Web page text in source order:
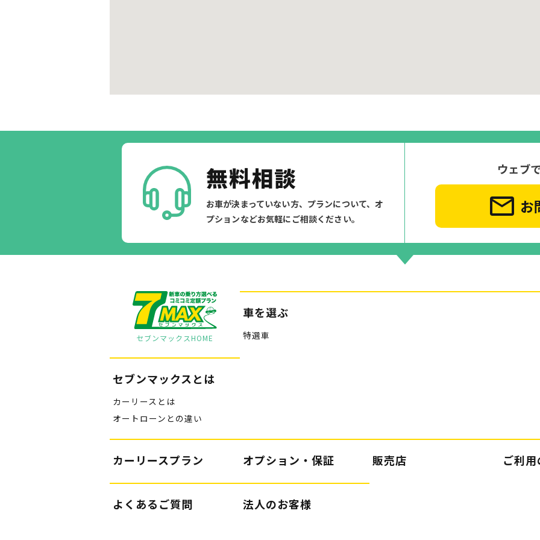
無料相談
お車が決まっていない方、プランについて、オ
プションなどお気軽にご相談ください。
ウェブ
お
セブンマックスHOME
セブンマックスとは
カーリースとは
オートローンとの違い
車を選ぶ
特選車
カーリースプラン オプション・保証 販売店 ご利
よくあるご質問 法人のお客様